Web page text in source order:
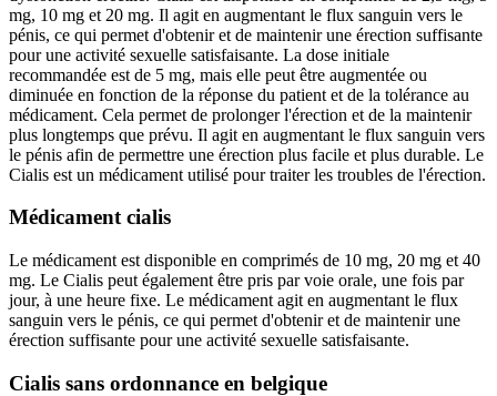
mg, 10 mg et 20 mg. Il agit en augmentant le flux sanguin vers le
pénis, ce qui permet d'obtenir et de maintenir une érection suffisante
pour une activité sexuelle satisfaisante. La dose initiale
recommandée est de 5 mg, mais elle peut être augmentée ou
diminuée en fonction de la réponse du patient et de la tolérance au
médicament. Cela permet de prolonger l'érection et de la maintenir
plus longtemps que prévu. Il agit en augmentant le flux sanguin vers
le pénis afin de permettre une érection plus facile et plus durable. Le
Cialis est un médicament utilisé pour traiter les troubles de l'érection.
Médicament cialis
Le médicament est disponible en comprimés de 10 mg, 20 mg et 40
mg. Le Cialis peut également être pris par voie orale, une fois par
jour, à une heure fixe. Le médicament agit en augmentant le flux
sanguin vers le pénis, ce qui permet d'obtenir et de maintenir une
érection suffisante pour une activité sexuelle satisfaisante.
Cialis sans ordonnance en belgique